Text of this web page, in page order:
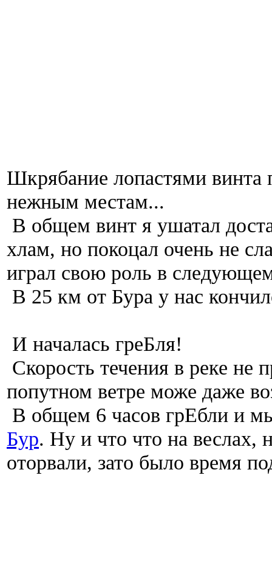
Шкрябание лопастями винта
нежным местам...
В общем винт я ушатал
хлам, но покоцал очень не
играл свою роль в
В 25 км от Бура у нас
И началась греБля!
Скорость течения в реке не
попутном ветре може даже
В общем 6 часов грЕбли и
Бур. Ну и что что на веслах,
оторвали, зато было время